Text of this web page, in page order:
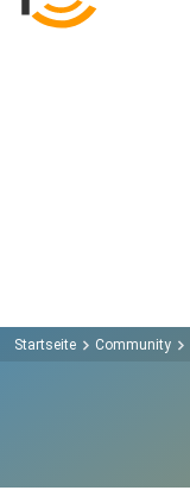
Startseite Community